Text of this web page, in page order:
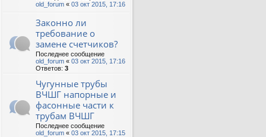
old_forum « 03 окт 2015, 17:16
Законно ли
требование о
замене счетчиков?
Последнее сообщение
old_forum « 03 окт 2015, 17:16
Ответов: 3
Чугунные трубы
ВЧШГ напорные и
фасонные части к
трубам ВЧШГ
Последнее сообщение
old_forum « 03 окт 2015, 17:15